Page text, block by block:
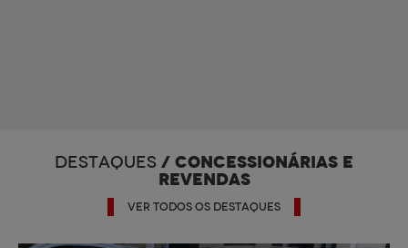
DESTAQUES / CONCESSIONÁRIAS E
REVENDAS
VER TODOS OS DESTAQUES